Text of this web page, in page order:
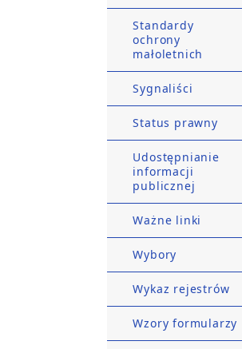
Standardy
ochrony
małoletnich
Sygnaliści
Status prawny
Udostępnianie
informacji
publicznej
Ważne linki
Wybory
Wykaz rejestrów
Wzory formularzy